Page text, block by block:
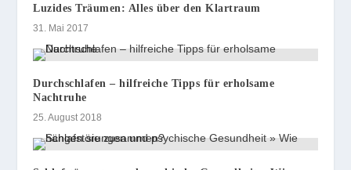
Luzides Träumen: Alles über den Klartraum
31. Mai 2017
Durchschlafen – hilfreiche Tipps für erholsame
Nachtruhe
25. August 2018